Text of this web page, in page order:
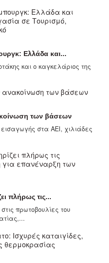
Ελλάδα και...
και ο καγκελάριος της
των βάσεων
στα ΑΕΙ, χιλιάδες
πλήρως τις...
πρωτοβουλίες του